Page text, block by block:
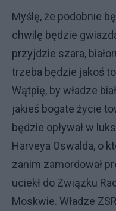
Myślę, że podobnie
chwilę będzie
przyjdzie szara,
trzeba będzie jakoś
Wątpię, by władze
jakieś bogate życie
będzie opływał w
Harveya Oswalda, o
zanim zamordował
uciekł do Związku
Moskwie. Władze